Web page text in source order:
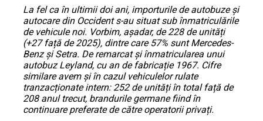
La fel ca în ultimii doi ani, importurile de autobuze și
autocare din Occident s-au situat sub înmatriculările
de vehicule noi. Vorbim, așadar, de 228 de unități
(+27 față de 2025), dintre care 57% sunt Mercedes-
Benz și Setra. De remarcat și înmatricularea unui
autobuz Leyland, cu an de fabricație 1967. Cifre
similare avem și în cazul vehiculelor rulate
tranzacționate intern: 252 de unități în total față de
208 anul trecut, brandurile germane fiind în
continuare preferate de către operatorii privați.